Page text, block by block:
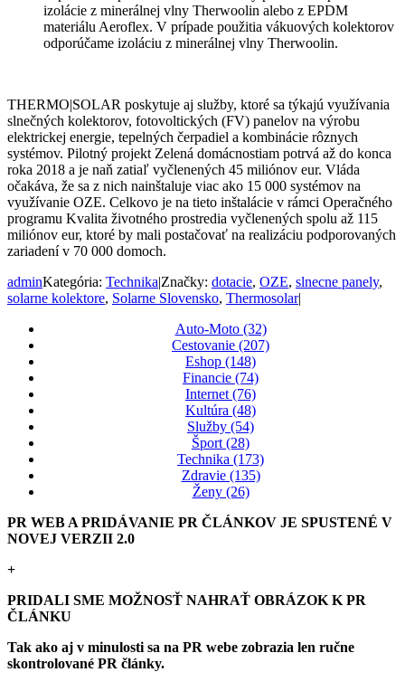
izolácie z minerálnej vlny Therwoolin alebo z EPDM
materiálu Aeroflex. V prípade použitia vákuových kolektorov
odporúčame izoláciu z minerálnej vlny Therwoolin.
THERMO|SOLAR poskytuje aj služby, ktoré sa týkajú využívania
slnečných kolektorov, fotovoltických (FV) panelov na výrobu
elektrickej energie, tepelných čerpadiel a kombinácie rôznych
systémov. Pilotný projekt Zelená domácnostiam potrvá až do konca
roka 2018 a je naň zatiaľ vyčlenených 45 miliónov eur. Vláda
očakáva, že sa z nich nainštaluje viac ako 15 000 systémov na
využívanie OZE. Celkovo je na tieto inštalácie v rámci Operačného
programu Kvalita životného prostredia vyčlenených spolu až 115
miliónov eur, ktoré by mali postačovať na realizáciu podporovaných
zariadení v 70 000 domoch.
adminKategória: Technika|Značky: dotacie, OZE, slnecne panely,
solarne kolektore, Solarne Slovensko, Thermosolar|
Auto-Moto (32)
Cestovanie (207)
Eshop (148)
Financie (74)
Internet (76)
Kultúra (48)
Služby (54)
Šport (28)
Technika (173)
Zdravie (135)
Ženy (26)
PR WEB A PRIDÁVANIE PR ČLÁNKOV JE SPUSTENÉ V
NOVEJ VERZII 2.0
+
PRIDALI SME MOŽNOSŤ NAHRAŤ OBRÁZOK K PR
ČLÁNKU
Tak ako aj v minulosti sa na PR webe zobrazia len ručne
skontrolované PR články.